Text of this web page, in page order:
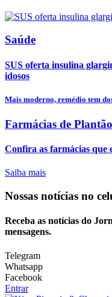
Saúde
SUS oferta insulina
idosos
Mais moderno, remédio tem
Farmácias de Plantão
Confira as farmácias que
Saiba mais
Nossas notícias no
Receba as notícias do
mensagens.
Telegram
Whatsapp
Facebook
Entrar